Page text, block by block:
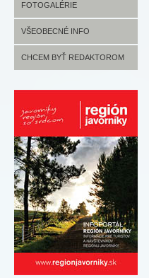
FOTOGALÉRIE
VŠEOBECNÉ INFO
CHCEM BYŤ REDAKTOROM